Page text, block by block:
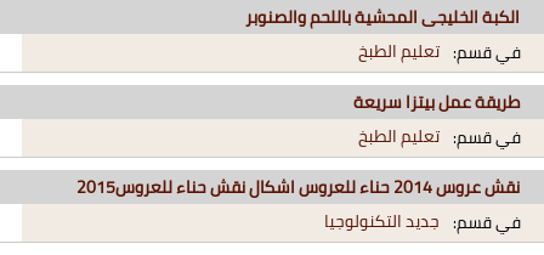
الكبة الخليجى المحشية باللحم والصنوبر
في قسم: تعليم الطبخ
طريقة عمل بيتزا سريعة
في قسم: تعليم الطبخ
نقش عروس 2014 حناء للعروس اشكال نقش حناء للعروس2015
في قسم: جديد التكنولوجيا